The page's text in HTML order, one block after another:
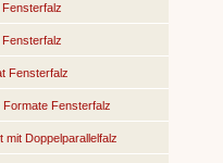
Fensterfalz
Fensterfalz
Fensterfalz
Formate Fensterfalz
mit Doppelparallelfalz